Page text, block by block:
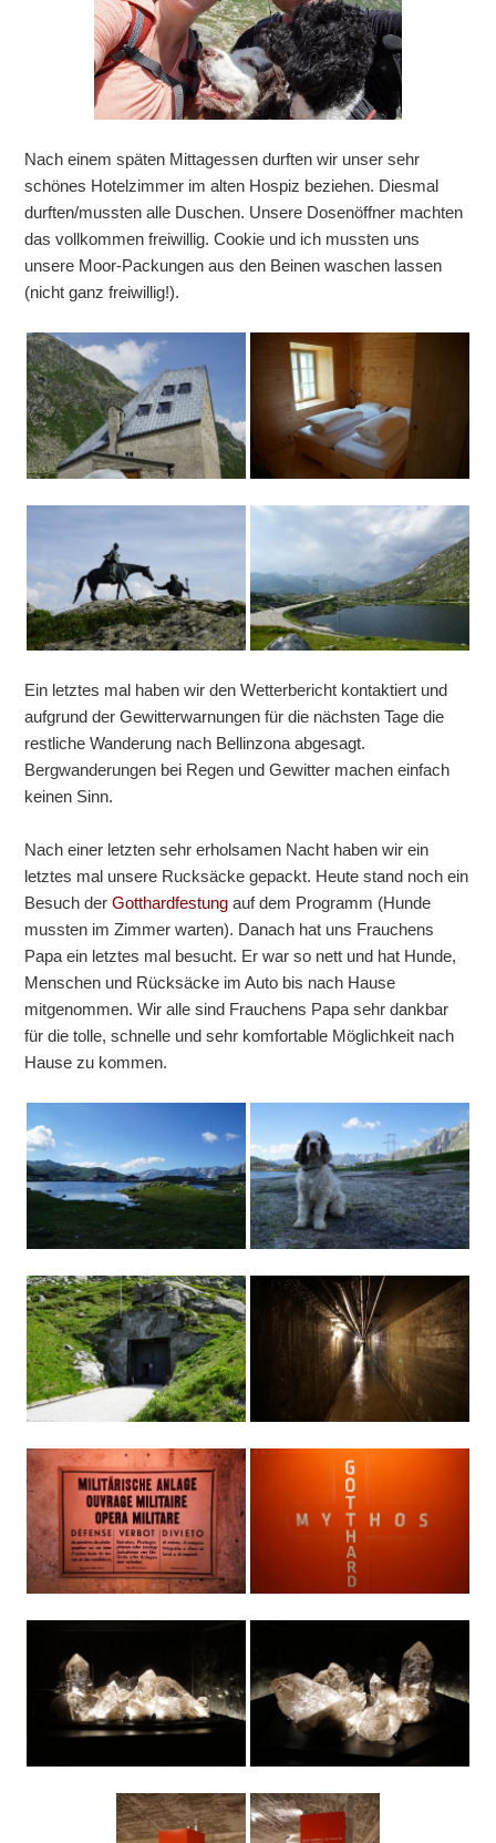
Nach einem späten Mittagessen durften wir unser sehr
schönes Hotelzimmer im alten Hospiz beziehen. Diesmal
durften/mussten alle Duschen. Unsere Dosenöffner machten
das vollkommen freiwillig. Cookie und ich mussten uns
unsere Moor-Packungen aus den Beinen waschen lassen
(nicht ganz freiwillig!).
Ein letztes mal haben wir den Wetterbericht kontaktiert und
aufgrund der Gewitterwarnungen für die nächsten Tage die
restliche Wanderung nach Bellinzona abgesagt.
Bergwanderungen bei Regen und Gewitter machen einfach
keinen Sinn.
Nach einer letzten sehr erholsamen Nacht haben wir ein
letztes mal unsere Rucksäcke gepackt. Heute stand noch ein
Besuch derGotthardfestung auf dem Programm (Hunde
mussten im Zimmer warten). Danach hat uns Frauchens
Papa ein letztes mal besucht. Er war so nett und hat Hunde,
Menschen und Rücksäcke im Auto bis nach Hause
mitgenommen. Wir alle sind Frauchens Papa sehr dankbar
für die tolle, schnelle und sehr komfortable Möglichkeit nach
Hause zu kommen.